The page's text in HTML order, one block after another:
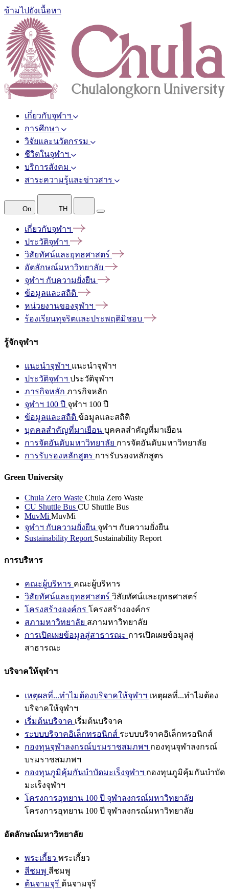
ข้ามไปยังเนื้อหา
เกี่ยวกับจุฬาฯ
การศึกษา
วิจัยและนวัตกรรม
ชีวิตในจุฬาฯ
บริการสังคม
สาระความรู้และข่าวสาร
On TH
เกี่ยวกับจุฬาฯ
ประวัติจุฬาฯ
วิสัยทัศน์และยุทธศาสตร์
อัตลักษณ์มหาวิทยาลัย
จุฬาฯ กับความยั่งยืน
ข้อมูลและสถิติ
หน่วยงานของจุฬาฯ
ร้องเรียนทุจริตและประพฤติมิชอบ
รู้จักจุฬาฯ
แนะนำจุฬาฯ แนะนำจุฬาฯ
ประวัติจุฬาฯ ประวัติจุฬาฯ
ภารกิจหลัก ภารกิจหลัก
จุฬาฯ 100 ปี จุฬาฯ 100 ปี
ข้อมูลและสถิติ ข้อมูลและสถิติ
บุคคลสำคัญที่มาเยือน บุคคลสำคัญที่มาเยือน
การจัดอันดับมหาวิทยาลัย การจัดอันดับมหาวิทยาลัย
การรับรองหลักสูตร การรับรองหลักสูตร
Green University
Chula Zero Waste Chula Zero Waste
CU Shuttle Bus CU Shuttle Bus
MuvMi MuvMi
จุฬาฯ กับความยั่งยืน จุฬาฯ กับความยั่งยืน
Sustainability Report Sustainability Report
การบริหาร
คณะผู้บริหาร คณะผู้บริหาร
วิสัยทัศน์และยุทธศาสตร์ วิสัยทัศน์และยุทธศาสตร์
โครงสร้างองค์กร โครงสร้างองค์กร
สภามหาวิทยาลัย สภามหาวิทยาลัย
การเปิดเผยข้อมูลสู่สาธารณะ การเปิดเผยข้อมูลสู่
สาธารณะ
บริจาคให้จุฬาฯ
เหตุผลที่...ทำไมต้องบริจาคให้จุฬาฯ เหตุผลที่...ทำไมต้อง
บริจาคให้จุฬาฯ
เริ่มต้นบริจาค เริ่มต้นบริจาค
ระบบบริจาคอิเล็กทรอนิกส์ ระบบบริจาคอิเล็กทรอนิกส์
กองทุนจุฬาลงกรณ์บรมราชสมภพฯ กองทุนจุฬาลงกรณ์
บรมราชสมภพฯ
กองทุนภูมิคุ้มกันบำบัดมะเร็งจุฬาฯ กองทุนภูมิคุ้มกันบำบัด
มะเร็งจุฬาฯ
โครงการอุทยาน 100 ปี จุฬาลงกรณ์มหาวิทยาลัย
โครงการอุทยาน 100 ปี จุฬาลงกรณ์มหาวิทยาลัย
อัตลักษณ์มหาวิทยาลัย
พระเกี้ยว พระเกี้ยว
สีชมพู สีชมพู
ต้นจามจุรี ต้นจามจุรี